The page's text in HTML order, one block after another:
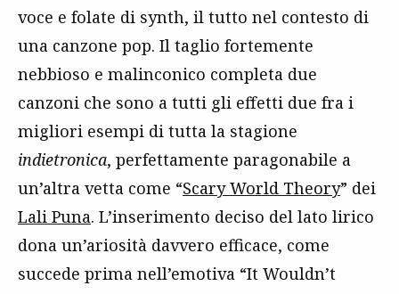
voce e folate di synth, il tutto nel contesto di
una canzone pop. Il taglio fortemente
nebbioso e malinconico completa due
canzoni che sono a tutti gli effetti due fra i
migliori esempi di tutta la stagione
indietronica, perfettamente paragonabile a
un’altra vetta come “Scary World Theory” dei
Lali Puna. L’inserimento deciso del lato lirico
dona un’ariosità davvero efficace, come
succede prima nell’emotiva “It Wouldn’t